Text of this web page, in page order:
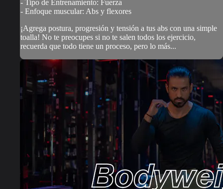
- Tipo de Entrenamiento: Fuerza
- Enfoque muscular: Abs y flexores
¡Agrega postura, progresión y tensión a tus abs con una simple
toalla! No te preocupes si no te salen todos los ejercicio,
recuerda que todo tiene un proceso, pero lo más...